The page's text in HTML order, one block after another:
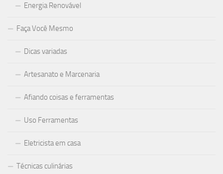
Energia Renovável
Faça Você Mesmo
Dicas variadas
Artesanato e Marcenaria
Afiando coisas e ferramentas
Uso Ferramentas
Eletricista em casa
Técnicas culinárias